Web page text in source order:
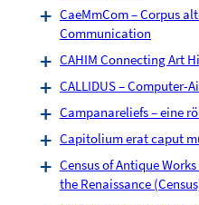
CaeMmCom – Corpus
Communication
CAHIM Connecting Art
CALLIDUS – Computer-
Campanareliefs – eine
Capitolium erat caput
Census of Antique
the Renaissance